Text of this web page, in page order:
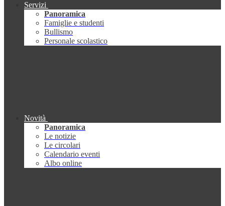
Servizi
Panoramica
Famiglie e studenti
Bullismo
Personale scolastico
Novità
Panoramica
Le notizie
Le circolari
Calendario eventi
Albo online